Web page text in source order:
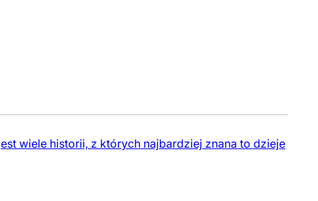
wiele historii, z których najbardziej znana to dzieje